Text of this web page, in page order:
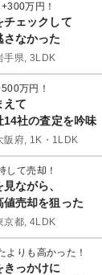
万円！
チェックして
さなかった
手県, 3LDK
万円！
えて
14社の査定を吟味
阪府, 1K・1LDK
して売却！
ながら、
値売却を狙った
京都, 4LDK
よりも高かった！
きっかけに